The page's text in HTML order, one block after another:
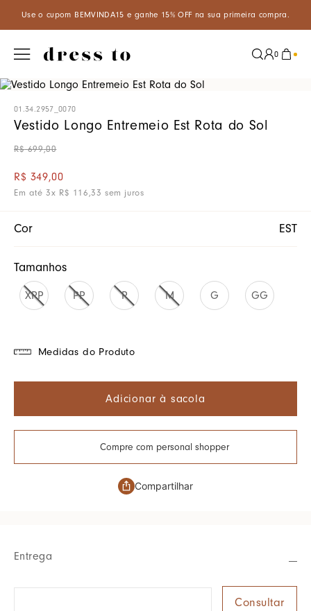
e ganhe 15% OFF na sua primeira compra. Aproveite um
0
01.34.2957_0070
Vestido Longo Entremeio Est Rota do Sol
R$ 699,00
R$ 349,00
Em até3x R$ 116 ,33 sem juros
Cor EST
Tamanhos
XPP PP P M G GG
Medidas do Produto
Adicionar à sacola
Compre com personal shopper
Compartilhar
Entrega